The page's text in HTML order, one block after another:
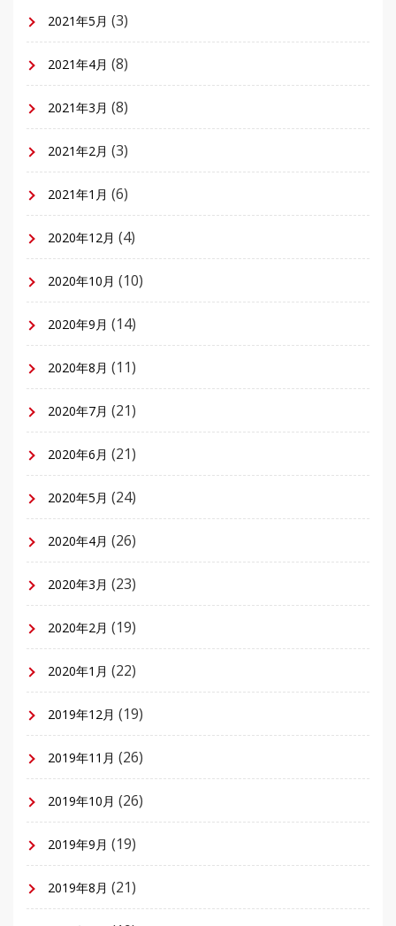
2021年5月 (3)
2021年4月 (8)
2021年3月 (8)
2021年2月 (3)
2021年1月 (6)
2020年12月 (4)
2020年10月 (10)
2020年9月 (14)
2020年8月 (11)
2020年7月 (21)
2020年6月 (21)
2020年5月 (24)
2020年4月 (26)
2020年3月 (23)
2020年2月 (19)
2020年1月 (22)
2019年12月 (19)
2019年11月 (26)
2019年10月 (26)
2019年9月 (19)
2019年8月 (21)